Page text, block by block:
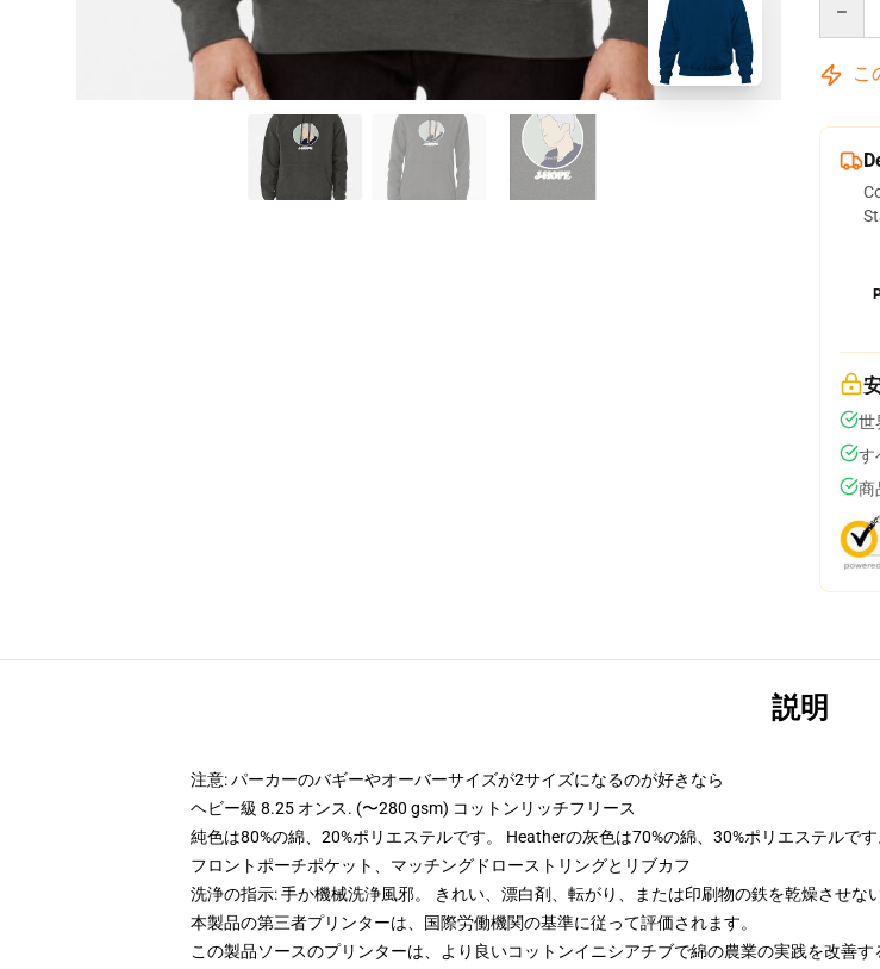
こ
世
す
商
説明
注意: パーカーのバギーやオーバーサイズが2サイズになるのが好きなら
ヘビー級 8.25 オンス. (〜280 gsm) コットンリッチフリース
純色は80%の綿、20%ポリエステルです。 Heatherの灰色は70%の綿、30%ポリエステルで
フロントポーチポケット、マッチングドローストリングとリブカフ
洗浄の指示: 手か機械洗浄風邪。 きれい、漂白剤、転がり、または印刷物の鉄を乾燥させな
本製品の第三者プリンターは、国際労働機関の基準に従って評価されます。
この製品ソースのプリンターは、より良いコットンイニシアチブで綿の農業の実践を改善